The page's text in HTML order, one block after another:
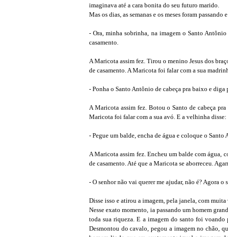
imaginava até a cara bonita do seu futuro marido.
Mas os dias, as semanas e os meses foram
- Ora, minha sobrinha, na imagem o Santo
casamento.
A Maricota assim fez. Tirou o menino Jesus dos
de casamento. A Maricota foi falar com a sua
- Ponha o Santo Antônio de cabeça pra baixo e
A Maricota assim fez. Botou o Santo de cabeça pra
Maricota foi falar com a sua avó. E a velhinha disse:
- Pegue um balde, encha de água e coloque o
A Maricota assim fez. Encheu um balde com água,
de casamento. Até que a Maricota se aborreceu.
- O senhor não vai querer me ajudar, não é? Agora o
Disse isso e atirou a imagem, pela janela, com muita
Nesse exato momento, ia passando um homem
toda sua riqueza. E a imagem do santo foi
Desmontou do cavalo, pegou a imagem no chão,